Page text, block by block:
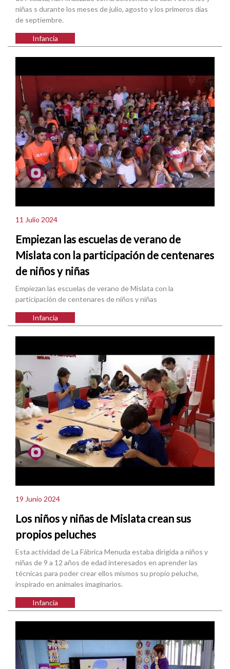
niñas s durante los meses de julio, agosto y los primeros días
de septiembre.
Infancia
11 Julio 2024
Empiezan las escuelas de verano de
Mislata con la participación de centenares
de niños y niñas
Empiezan las escuelas de verano de Mislata con la
participación de centenares de niños y niñas
Infancia
19 Junio 2024
Los niños y niñas de Mislata crean sus
propios peluches
Esta actividad de La Fábrica Menuda estaba dirigida a niños y
niñas de 9 a 12 años de edad interesados en aprender las
técnicas para poder crear ellos mismos su propio peluche,
inspirado en animales imaginarios.
Infancia